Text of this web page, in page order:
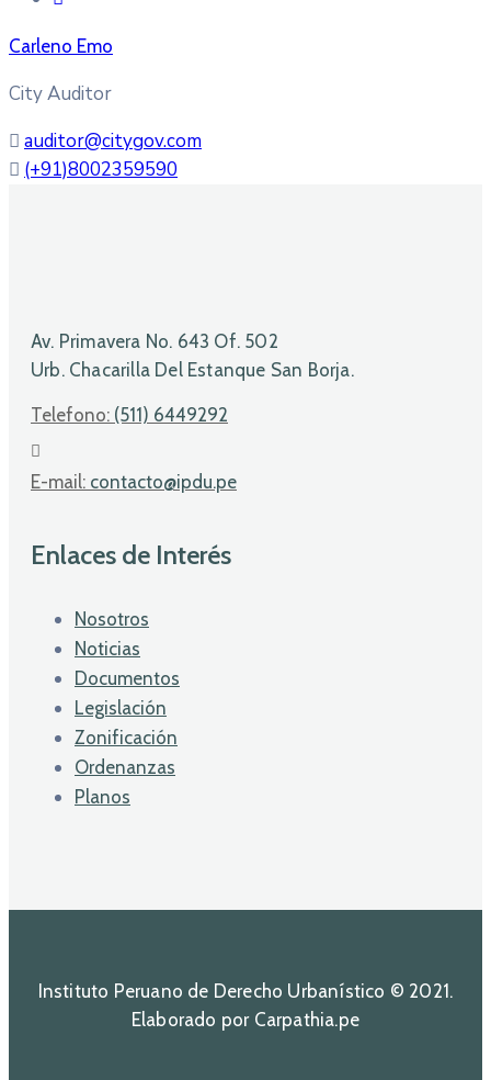
Carleno Emo
City Auditor
auditor@citygov.com
(+91)8002359590
Av. Primavera No. 643 Of. 502
Urb. Chacarilla Del Estanque San Borja.
Telefono: (511) 6449292
E-mail: contacto@ipdu.pe
Enlaces de Interés
Nosotros
Noticias
Documentos
Legislación
Zonificación
Ordenanzas
Planos
Instituto Peruano de Derecho Urbanístico © 2021.
Elaborado por Carpathia.pe